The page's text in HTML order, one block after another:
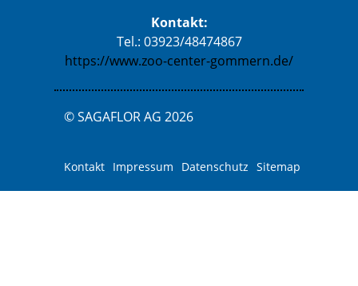
Kontakt:
Tel.: 03923/48474867
https://www.zoo-center-gommern.de/
© SAGAFLOR AG 2026
Kontakt Impressum Datenschutz Sitemap